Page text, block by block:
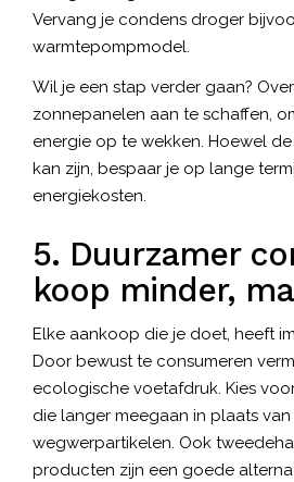
Vervang je condens droger
warmtepompmodel.
Wil je een stap verder gaan?
zonnepanelen aan te schaffen,
energie op te wekken. Hoewel
kan zijn, bespaar je op lange
energiekosten.
5. Duurzamer
koop minder,
Elke aankoop die je doet, heeft
Door bewust te consumeren
ecologische voetafdruk. Kies
die langer meegaan in plaats
wegwerpartikelen. Ook
producten zijn een goede